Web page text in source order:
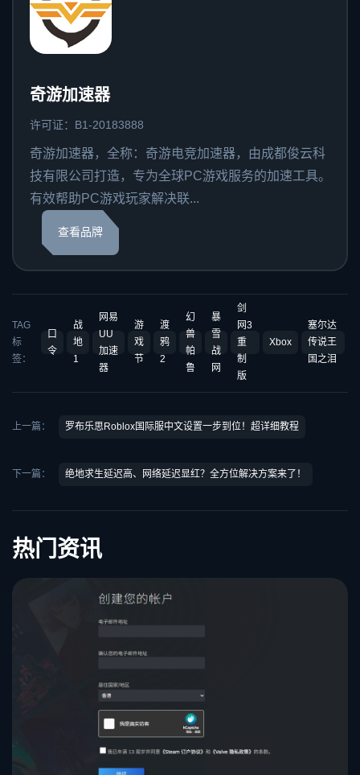
奇游加速器
许可证：B1-20183888
奇游加速器，全称：奇游电竞加速器，由成都俊云科
技有限公司打造，专为全球PC游戏服务的加速工具。
有效帮助PC游戏玩家解决联...
查看品牌
TAG
标
签：
口
令
战
地
1
网易
UU
加速
器
游
戏
节
渡
鸦
2
幻
兽
帕
鲁
暴
雪
战
网
剑
网3
重
制
版
Xbox
塞尔达
传说王
国之泪
上一篇： 罗布乐思Roblox国际服中文设置一步到位！超详细教程
下一篇： 绝地求生延迟高、网络延迟显红？全方位解决方案来了！
热门资讯